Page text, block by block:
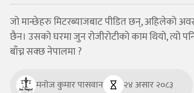
जो मान्छेहरु मिटरब्याजबाट पीडित छन्, अहिलेको
छैन। उसको घरमा जुन रोजीरोटीको काम थियो, त्यो
बाँच्न सक्छ नेपालमा ?
मनाेज कुमार पासवान २४ असार २०८३